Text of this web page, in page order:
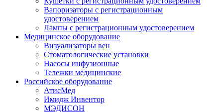
Вапоризаторы с регистрационным
удостоверением
Лампы с регистрационным удостоверением
Медицинское оборудование
Визуализаторы вен
Стоматологические установки
Насосы инфузионные
Тележки медицинские
Российское оборудование
АтисМед
Имидж Инвентор
МЭДИСОН